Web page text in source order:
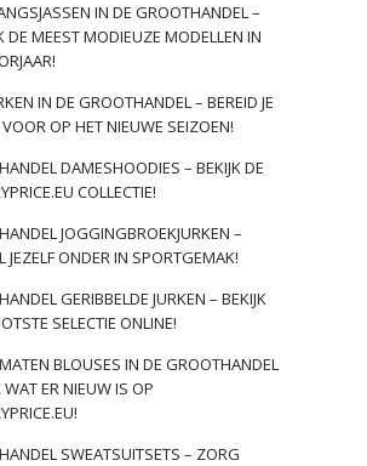
IN DE GROOTHANDEL –
DE MEEST MODIEUZE MODELLEN IN
IN DE GROOTHANDEL – BEREID JE
OP HET NIEUWE SEIZOEN!
DAMESHOODIES – BEKIJK DE
COLLECTIE!
JOGGINGBROEKJURKEN –
JEZELF ONDER IN SPORTGEMAK!
GERIBBELDE JURKEN – BEKIJK
SELECTIE ONLINE!
BLOUSES IN DE GROOTHANDEL
WAT ER NIEUW IS OP
SWEATSUITSETS – ZORG